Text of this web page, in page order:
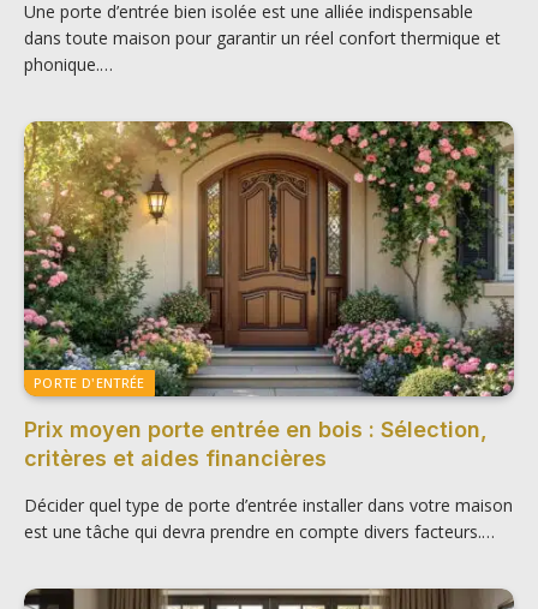
Une porte d’entrée bien isolée est une alliée indispensable
dans toute maison pour garantir un réel confort thermique et
phonique.…
PORTE D'ENTRÉE
Prix moyen porte entrée en bois : Sélection,
critères et aides financières
Décider quel type de porte d’entrée installer dans votre maison
est une tâche qui devra prendre en compte divers facteurs.…